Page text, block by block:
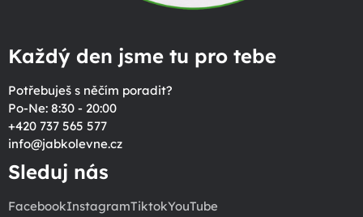
Každý den jsme tu pro tebe
Potřebuješ s něčím poradit?
Po-Ne: 8:30 - 20:00
+420 737 565 577
info@jabkolevne.cz
Sleduj nás
FacebookInstagramTiktokYouTube